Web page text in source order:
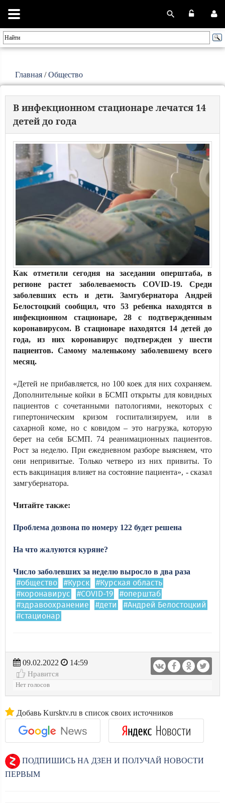
Главная /Общество
В инфекционном стационаре лечатся 14
детей до года
Как отметили сегодня на заседании оперштаба, в
регионе растет заболеваемость COVID-19. Среди
заболевших есть и дети. Замгубернатора Андрей
Белостоцкий сообщил, что 53 ребенка находятся в
инфекционном стационаре, 28 с подтвержденным
коронавирусом. В стационаре находятся 14 детей до
года, из них коронавирус подтвержден у шести
пациентов. Самому маленькому заболевшему всего
месяц.
«Детей не прибавляется, но 100 коек для них сохраняем.
Дополнительные койки в БСМП открыты для ковидных
пациентов с сочетанными патологиями, некоторых с
гипертоническим кризом госпитализируем, или в
сахарной коме, но с ковидом – это нагрузка, которую
берет на себя БСМП. 74 реанимационных пациентов.
Рост за неделю. При ежедневном разборе выясняем, что
они непривитые. Только четверо из них привиты. То
есть вакцинация влияет на состояние пациента», - сказал
замгубернатора.
Читайте также:
Проблема дозвона по номеру 122 будет решена
На что жалуются куряне?
Число заболевших за неделю выросло в два раза
#общество #Курск
#Курская область
#коронавирус
#COVID-19
#оперштаб
#здравоохранение
#дети
#Андрей Белостоцкий
#стационар
09.02.2022
14:59
Нравится
Нет голосов
Добавь Kursktv.ru в список своих источников
ПОДПИШИСЬ НА ДЗЕН И ПОЛУЧАЙ НОВОСТИ
ПЕРВЫМ